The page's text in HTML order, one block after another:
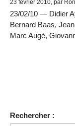
23 février 2010, par
23/02/10 — Didier
Bernard Baas,
Marc Augé,
Rechercher :